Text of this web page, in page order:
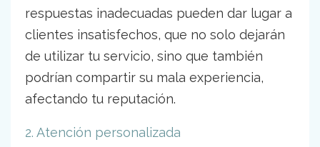
respuestas inadecuadas pueden dar lugar a
clientes insatisfechos, que no solo dejarán
de utilizar tu servicio, sino que también
podrían compartir su mala experiencia,
afectando tu reputación.
2. Atención personalizada